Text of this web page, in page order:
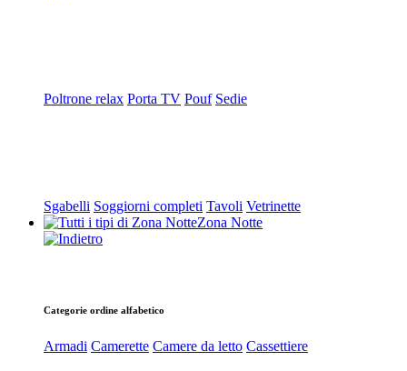
Poltrone relax Porta TV Pouf Sedie
Sgabelli Soggiorni completi Tavoli Vetrinette
Zona Notte
Categorie ordine alfabetico
Armadi Camerette Camere da letto Cassettiere